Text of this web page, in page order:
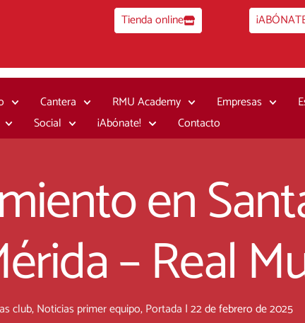
Tienda online
Cantera RMU Academy Empresas
Social ¡Abónate! Contacto
en
– Real
club,Noticias primer equipo,Portada |22 de febrero de 2025